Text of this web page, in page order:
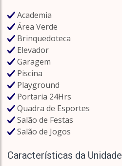
Academia
Área Verde
Brinquedoteca
Elevador
Garagem
Piscina
Playground
Portaria 24Hrs
Quadra de Esportes
Salão de Festas
Salão de Jogos
Características da Unidade